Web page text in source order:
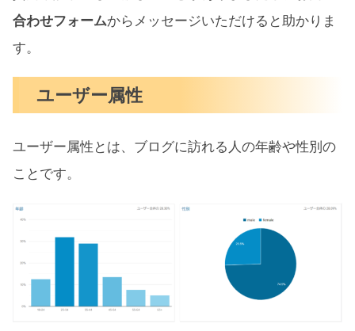
合わせフォームからメッセージいただけると助かりま
す。
ユーザー属性
ユーザー属性とは、ブログに訪れる人の年齢や性別の
ことです。